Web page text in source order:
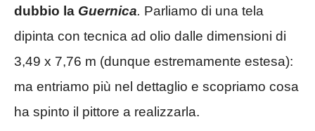
dubbio la Guernica. Parliamo di una tela
dipinta con tecnica ad olio dalle dimensioni di
3,49 x 7,76 m (dunque estremamente estesa):
ma entriamo più nel dettaglio e scopriamo cosa
ha spinto il pittore a realizzarla.